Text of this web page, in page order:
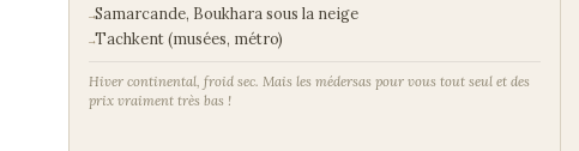
Samarcande, Boukhara sous la neige
Tachkent (musées, métro)
Hiver continental, froid sec. Mais les médersas pour vous tout seul et des
prix vraiment très bas !